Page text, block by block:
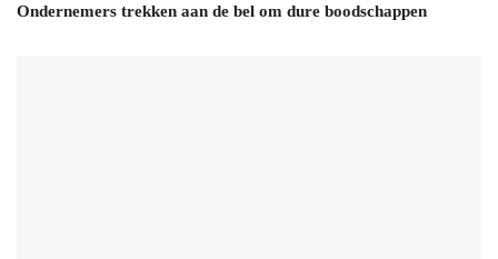
Ondernemers trekken aan de bel om dure boodschappen